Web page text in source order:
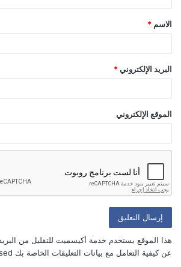
ق
*
الاسم *
البريد الإلكتروني *
الموقع الإلكتروني
أعلمني بالمواضيع الجديدة بواسطة البريد
هذا الموقع يستخدم خدمة أكيسميت للتقليل من
عن كيفية التعامل مع بيانات التعليقات الخاصة بك processed